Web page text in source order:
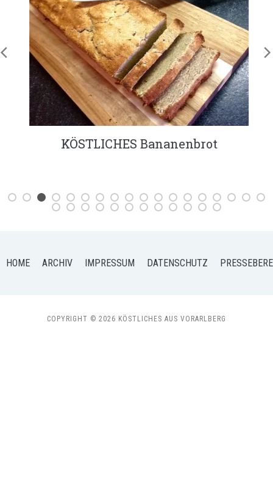
KÖSTLICHES Bananenbrot
HOME ARCHIV IMPRESSUM DATENSCHUTZ
COPYRIGHT © 2026 KÖSTLICHES AUS VORARLBERG